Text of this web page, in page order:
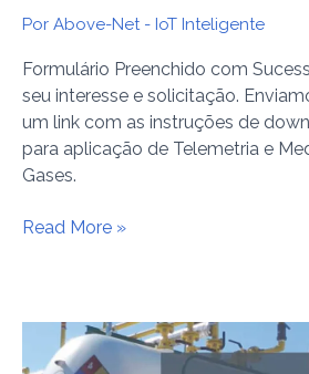
Por Above-Net - IoT Inteligente
Formulário Preenchido com
seu interesse e solicitação.
um link com as instruções de
para aplicação de Telemetria e
Gases.
Read More »
Telemetria